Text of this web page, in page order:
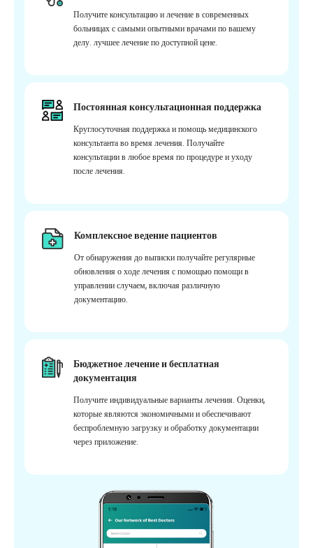
Получите консультацию и лечение в современных
больницах с самыми опытными врачами по вашему
делу. лучшее лечение по доступной цене.
Постоянная консультационная поддержка
Круглосуточная поддержка и помощь медицинского
консультанта во время лечения. Получайте
консультации в любое время по процедуре и уходу
после лечения.
Комплексное ведение пациентов
От обнаружения до выписки получайте регулярные
обновления о ходе лечения с помощью помощи в
управлении случаем, включая различную
документацию.
Бюджетное лечение и бесплатная
документация
Получите индивидуальные варианты лечения. Оценки,
которые являются экономичными и обеспечивают
беспроблемную загрузку и обработку документации
через приложение.